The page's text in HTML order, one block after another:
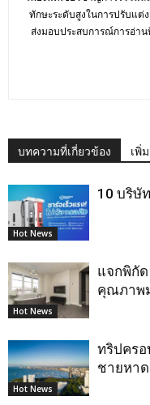
ทักษะระดับสูงในการปรับแต่
ส่งมอบประสบการณ์การอ่า
บทความที่เกี่ยวข้อง เพิ่
Hot News
10 บริษั
Hot News
แจกพิกัด
คุณภาพ
Hot News
ทริปครอ
ชายหาด